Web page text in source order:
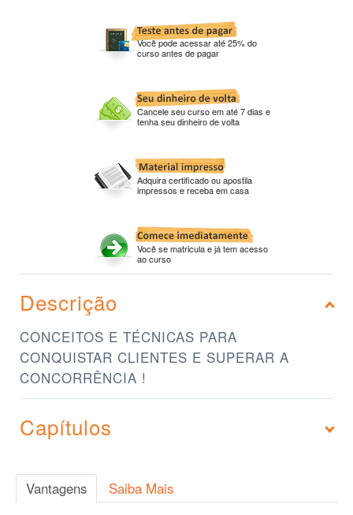
Você pode acessar até 25% do
curso antes de pagar
Cancele seu curso em até 7 dias e
tenha seu dinheiro de volta
Adquira certificado ou apostila
impressos e receba em casa
Você se matricula e já tem acesso
ao curso
Descrição
CONCEITOS E TÉCNICAS PARA
CONQUISTAR CLIENTES E SUPERAR A
CONCORRÊNCIA !
Capítulos
Vantagens Saiba Mais